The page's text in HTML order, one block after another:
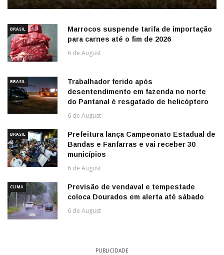
BRASIL
Marrocos suspende tarifa de importação
para carnes até o fim de 2026
6 de August
BRASIL
Trabalhador ferido após
desentendimento em fazenda no norte
do Pantanal é resgatado de helicóptero
6 de August
BRASIL
Prefeitura lança Campeonato Estadual de
Bandas e Fanfarras e vai receber 30
municípios
6 de August
CLIMA
Previsão de vendaval e tempestade
coloca Dourados em alerta até sábado
6 de August
PUBLICIDADE